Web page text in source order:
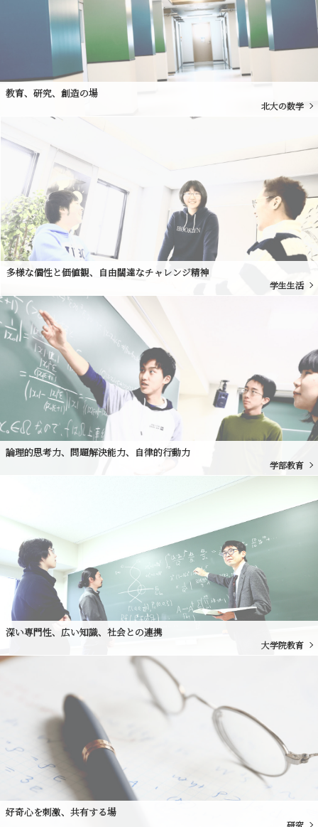
教育、研究、創造の場
北大の数学
多様な個性と価値観、自由闊達なチャレンジ精神
学生生活
論理的思考力、問題解決能力、自律的行動力
学部教育
深い専門性、広い知識、社会との連携
大学院教育
好奇心を刺激、共有する場